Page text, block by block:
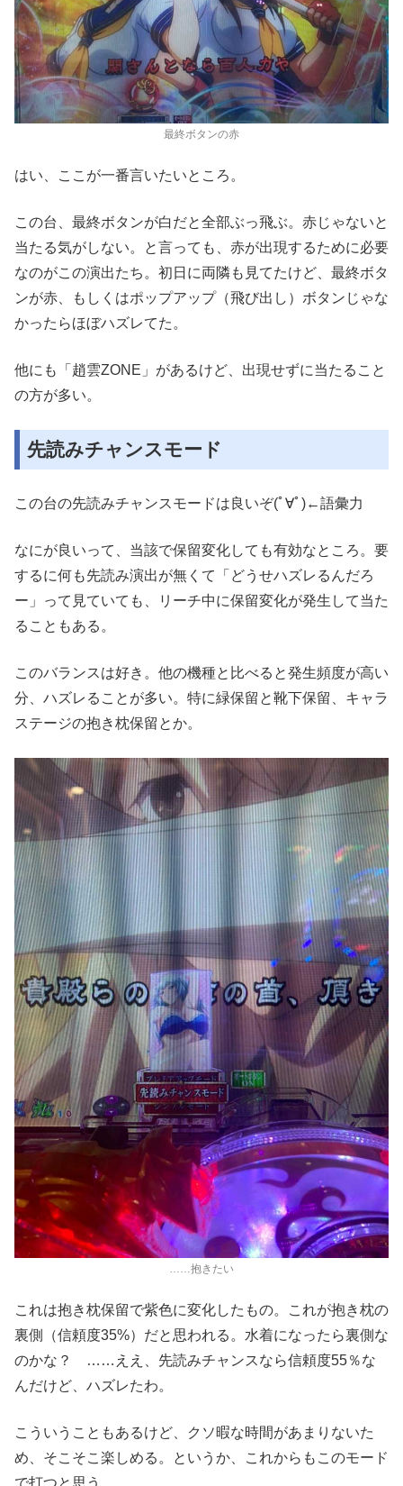
最終ボタンの赤
はい、ここが一番言いたいところ。
この台、最終ボタンが白だと全部ぶっ飛ぶ。赤じゃないと
当たる気がしない。と言っても、赤が出現するために必要
なのがこの演出たち。初日に両隣も見てたけど、最終ボタ
ンが赤、もしくはポップアップ（飛び出し）ボタンじゃな
かったらほぼハズレてた。
他にも「趙雲ZONE」があるけど、出現せずに当たること
の方が多い。
先読みチャンスモード
この台の先読みチャンスモードは良いぞ(ﾟ∀ﾟ)←語彙力
なにが良いって、当該で保留変化しても有効なところ。要
するに何も先読み演出が無くて「どうせハズレるんだろ
ー」って見ていても、リーチ中に保留変化が発生して当た
ることもある。
このバランスは好き。他の機種と比べると発生頻度が高い
分、ハズレることが多い。特に緑保留と靴下保留、キャラ
ステージの抱き枕保留とか。
……抱きたい
これは抱き枕保留で紫色に変化したもの。これが抱き枕の
裏側（信頼度35%）だと思われる。水着になったら裏側な
のかな？ ……ええ、先読みチャンスなら信頼度55％な
んだけど、ハズレたわ。
こういうこともあるけど、クソ暇な時間があまりないた
め、そこそこ楽しめる。というか、これからもこのモード
で打つと思う。